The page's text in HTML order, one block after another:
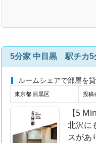
5分家 中目黒 駅チカ5
ルームシェアで部屋を
東京都 目黒区 投稿
【5
北沢に
スがあ